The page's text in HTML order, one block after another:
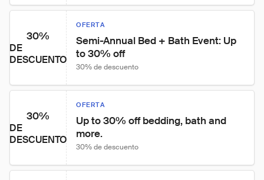
30%
DE
DESCUENTO
OFERTA
Semi-Annual Bed + Bath Event: Up
to 30% off
30% de descuento
30%
DE
DESCUENTO
OFERTA
Up to 30% off bedding, bath and
more.
30% de descuento